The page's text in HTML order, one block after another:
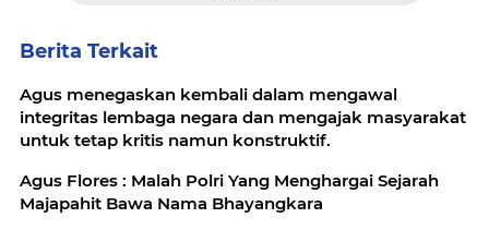
Berita Terkait
Agus menegaskan kembali dalam mengawal
integritas lembaga negara dan mengajak masyarakat
untuk tetap kritis namun konstruktif.
Agus Flores : Malah Polri Yang Menghargai Sejarah
Majapahit Bawa Nama Bhayangkara